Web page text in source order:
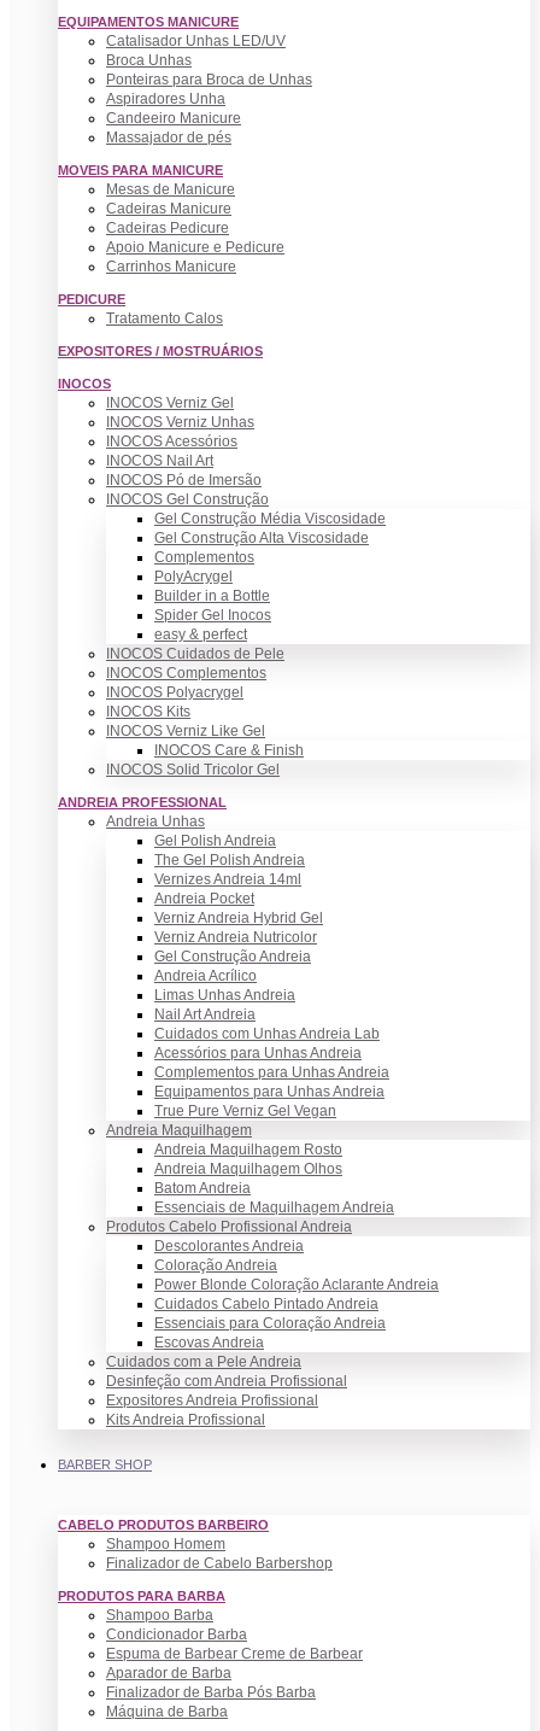
EQUIPAMENTOS MANICURE
Catalisador Unhas LED/UV
Broca Unhas
Ponteiras para Broca de Unhas
Aspiradores Unha
Candeeiro Manicure
Massajador de pés
MOVEIS PARA MANICURE
Mesas de Manicure
Cadeiras Manicure
Cadeiras Pedicure
Apoio Manicure e Pedicure
Carrinhos Manicure
PEDICURE
Tratamento Calos
EXPOSITORES / MOSTRUÁRIOS
INOCOS
INOCOS Verniz Gel
INOCOS Verniz Unhas
INOCOS Acessórios
INOCOS Nail Art
INOCOS Pó de Imersão
INOCOS Gel Construção
Gel Construção Média Viscosidade
Gel Construção Alta Viscosidade
Complementos
PolyAcrygel
Builder in a Bottle
Spider Gel Inocos
easy & perfect
INOCOS Cuidados de Pele
INOCOS Complementos
INOCOS Polyacrygel
INOCOS Kits
INOCOS Verniz Like Gel
INOCOS Care & Finish
INOCOS Solid Tricolor Gel
ANDREIA PROFESSIONAL
Andreia Unhas
Gel Polish Andreia
The Gel Polish Andreia
Vernizes Andreia 14ml
Andreia Pocket
Verniz Andreia Hybrid Gel
Verniz Andreia Nutricolor
Gel Construção Andreia
Andreia Acrílico
Limas Unhas Andreia
Nail Art Andreia
Cuidados com Unhas Andreia Lab
Acessórios para Unhas Andreia
Complementos para Unhas Andreia
Equipamentos para Unhas Andreia
True Pure Verniz Gel Vegan
Andreia Maquilhagem
Andreia Maquilhagem Rosto
Andreia Maquilhagem Olhos
Batom Andreia
Essenciais de Maquilhagem Andreia
Produtos Cabelo Profissional Andreia
Descolorantes Andreia
Coloração Andreia
Power Blonde Coloração Aclarante Andreia
Cuidados Cabelo Pintado Andreia
Essenciais para Coloração Andreia
Escovas Andreia
Cuidados com a Pele Andreia
Desinfeção com Andreia Profissional
Expositores Andreia Profissional
Kits Andreia Profissional
BARBER SHOP
CABELO PRODUTOS BARBEIRO
Shampoo Homem
Finalizador de Cabelo Barbershop
PRODUTOS PARA BARBA
Shampoo Barba
Condicionador Barba
Espuma de Barbear Creme de Barbear
Aparador de Barba
Finalizador de Barba Pós Barba
Máquina de Barba